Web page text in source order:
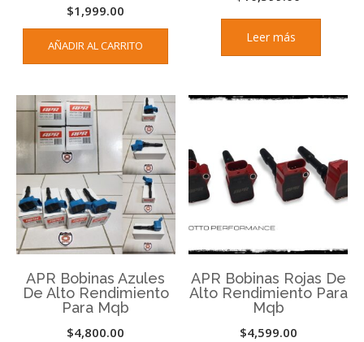
$1,999.00
AÑADIR AL CARRITO
Leer más
APR Bobinas Azules
De Alto Rendimiento
Para Mqb
$4,800.00
APR Bobinas Rojas De
Alto Rendimiento Para
Mqb
$4,599.00